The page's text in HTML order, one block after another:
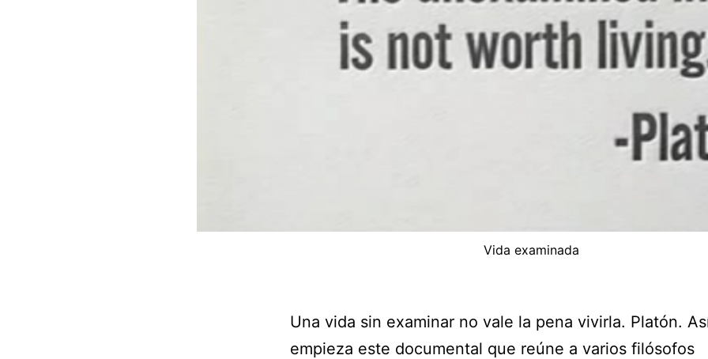
Vida examinada
Una vida sin examinar no vale la pena vivirla. Platón.
empieza este documental que reúne a varios filósofos